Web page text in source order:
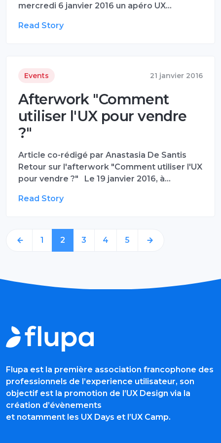
mercredi 6 janvier 2016 un apéro UX…
Read Story
Events 21 janvier 2016
Afterwork "Comment
utiliser l'UX pour vendre
?"
Article co-rédigé par Anastasia De Santis
Retour sur l'afterwork "Comment utiliser l'UX
pour vendre ?" Le 19 janvier 2016, à…
Read Story
1 2 3 4 5
Flupa est la première association francophone des
professionnels de l’experience utilisateur, son
objectif est la promotion de l’UX Design via la
création d’évènements
et notamment les UX Days et l’UX Camp.